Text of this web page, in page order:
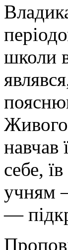
школи
навчав
себе,
учням
—